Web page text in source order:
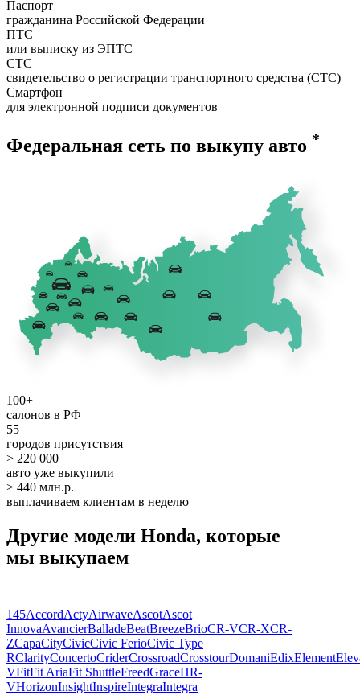
Паспорт
гражданина Российской Федерации
ПТС
или выписку из ЭПТС
СТС
свидетельство о регистрации транспортного средства (СТС)
Смартфон
для электронной подписи документов
Федеральная сеть по выкупу авто *
100+
салонов в РФ
55
городов присутствия
> 220 000
авто уже выкупили
> 440 млн.р.
выплачиваем клиентам в неделю
Другие модели Honda, которые
мы выкупаем
145AccordActyAirwaveAscotAscot
InnovaAvancierBalladeBeatBreezeBrioCR-VCR-XCR-
ZCapaCityCivicCivic FerioCivic Type
RClarityConcertoCriderCrossroadCrosstourDomaniEdixElement
VFitFit AriaFit ShuttleFreedGraceHR-
VHorizonInsightInspireIntegraIntegra